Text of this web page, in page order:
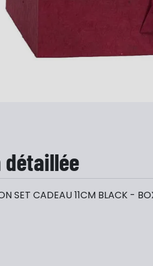
SET CADEAU 11CM BLACK -